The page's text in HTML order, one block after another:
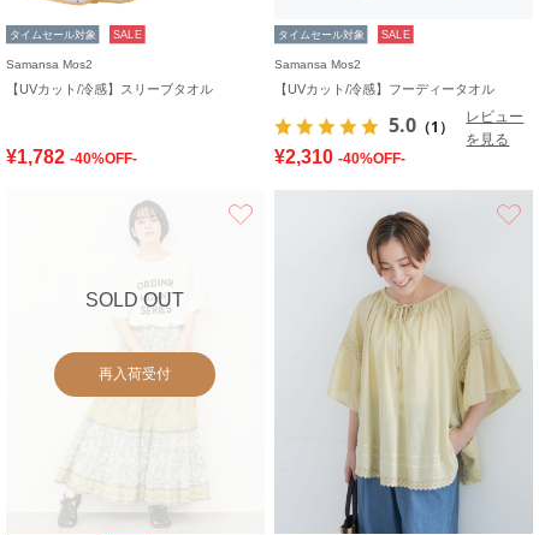
タイムセール対象 SALE
Samansa Mos2
【UVカット/冷感】スリーブタオル
¥1,782 -40%OFF-
タイムセール対象 SALE
Samansa Mos2
【UVカット/冷感】フーディータオル
5.0 （1）
レビュー
を見る
¥2,310 -40%OFF-
SOLD OUT
再入荷受付